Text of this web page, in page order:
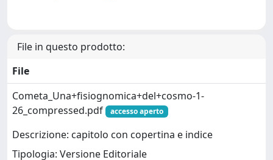
File in questo prodotto:
File
Cometa_Una+fisiognomica+del+cosmo-1-
26_compressed.pdf
accesso aperto
Descrizione: capitolo con copertina e indice
Tipologia: Versione Editoriale